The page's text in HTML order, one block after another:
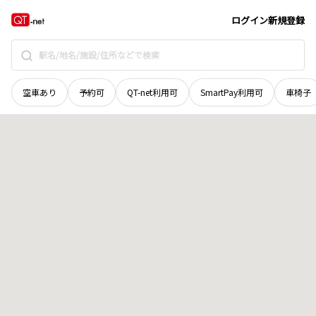
ログイン新規登録
空車あり 予約可 QT-net利用可 SmartPay利用可 車椅子
北海道